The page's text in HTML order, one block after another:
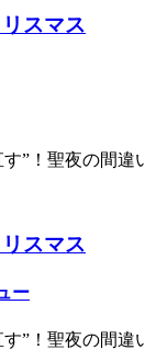
スマス
”！聖夜の間違
スマス
ー
”！聖夜の間違